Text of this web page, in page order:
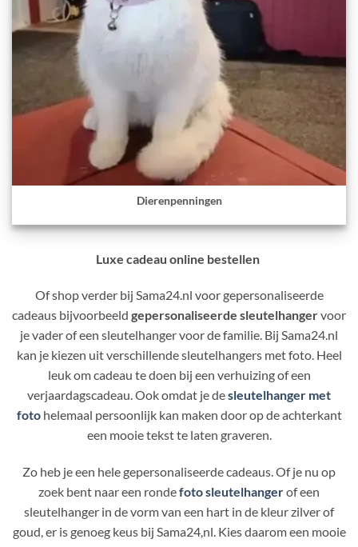
Dierenpenningen
Luxe cadeau online bestellen
Of shop verder bij Sama24.nl voor gepersonaliseerde
cadeaus bijvoorbeeld gepersonaliseerde sleutelhangervoor
je vader of een sleutelhanger voor de familie. Bij Sama24.nl
kan je kiezen uit verschillende sleutelhangers met foto. Heel
leuk om cadeau te doen bij een verhuizing of een
verjaardagscadeau. Ook omdat je desleutelhanger met
fotohelemaal persoonlijk kan maken door op de achterkant
een mooie tekst te laten graveren.
Zo heb je een hele gepersonaliseerde cadeaus. Of je nu op
zoek bent naar een rondefoto sleutelhangerof een
sleutelhanger in de vorm van een hart in de kleur zilver of
goud, er is genoeg keus bij Sama24,nl. Kies daarom een mooie